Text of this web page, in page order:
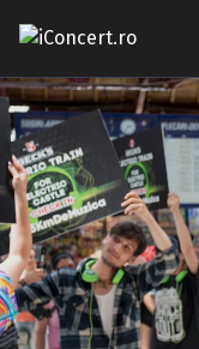
CONCERTE
FESTIVALURI
PETRECERI
ŞTIRI
RECENZII